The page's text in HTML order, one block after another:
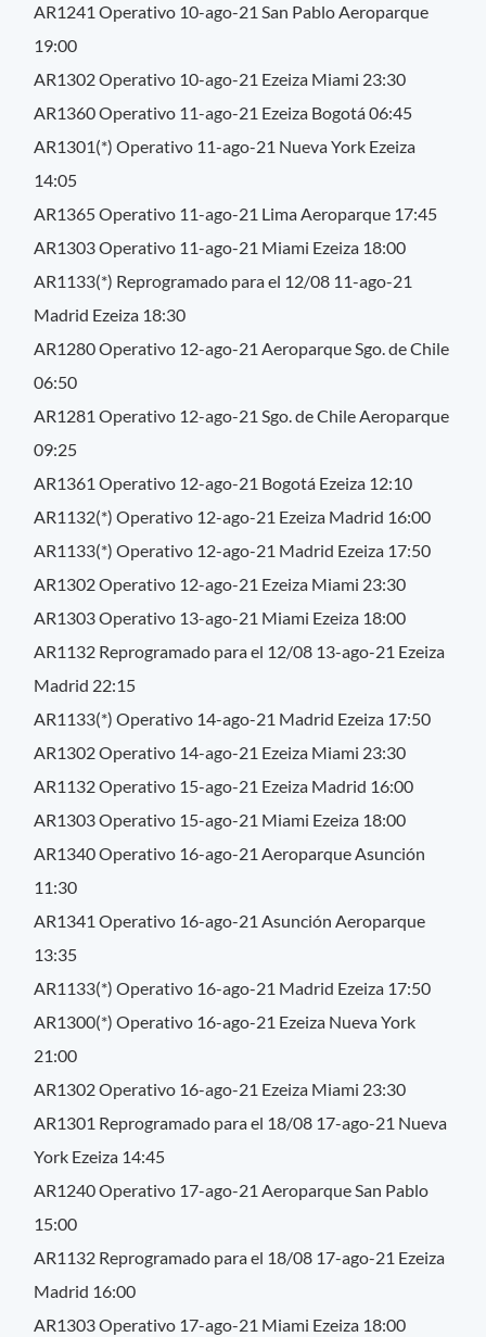
AR1241 Operativo 10-ago-21 San Pablo Aeroparque
19:00
AR1302 Operativo 10-ago-21 Ezeiza Miami 23:30
AR1360 Operativo 11-ago-21 Ezeiza Bogotá 06:45
AR1301(*) Operativo 11-ago-21 Nueva York Ezeiza
14:05
AR1365 Operativo 11-ago-21 Lima Aeroparque 17:45
AR1303 Operativo 11-ago-21 Miami Ezeiza 18:00
AR1133(*) Reprogramado para el 12/08 11-ago-21
Madrid Ezeiza 18:30
AR1280 Operativo 12-ago-21 Aeroparque Sgo. de Chile
06:50
AR1281 Operativo 12-ago-21 Sgo. de Chile Aeroparque
09:25
AR1361 Operativo 12-ago-21 Bogotá Ezeiza 12:10
AR1132(*) Operativo 12-ago-21 Ezeiza Madrid 16:00
AR1133(*) Operativo 12-ago-21 Madrid Ezeiza 17:50
AR1302 Operativo 12-ago-21 Ezeiza Miami 23:30
AR1303 Operativo 13-ago-21 Miami Ezeiza 18:00
AR1132 Reprogramado para el 12/08 13-ago-21 Ezeiza
Madrid 22:15
AR1133(*) Operativo 14-ago-21 Madrid Ezeiza 17:50
AR1302 Operativo 14-ago-21 Ezeiza Miami 23:30
AR1132 Operativo 15-ago-21 Ezeiza Madrid 16:00
AR1303 Operativo 15-ago-21 Miami Ezeiza 18:00
AR1340 Operativo 16-ago-21 Aeroparque Asunción
11:30
AR1341 Operativo 16-ago-21 Asunción Aeroparque
13:35
AR1133(*) Operativo 16-ago-21 Madrid Ezeiza 17:50
AR1300(*) Operativo 16-ago-21 Ezeiza Nueva York
21:00
AR1302 Operativo 16-ago-21 Ezeiza Miami 23:30
AR1301 Reprogramado para el 18/08 17-ago-21 Nueva
York Ezeiza 14:45
AR1240 Operativo 17-ago-21 Aeroparque San Pablo
15:00
AR1132 Reprogramado para el 18/08 17-ago-21 Ezeiza
Madrid 16:00
AR1303 Operativo 17-ago-21 Miami Ezeiza 18:00